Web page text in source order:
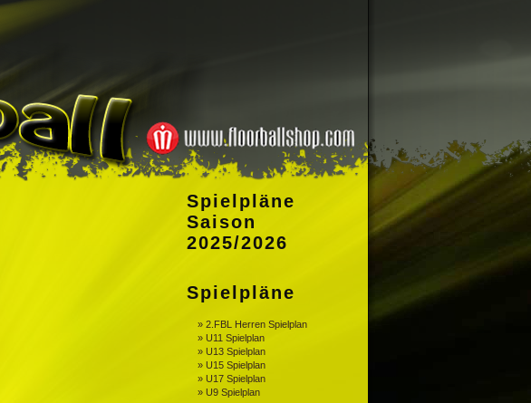
Spielpläne
Saison
2025/2026
Spielpläne
» 2.FBL Herren Spielplan
» U11 Spielplan
» U13 Spielplan
» U15 Spielplan
» U17 Spielplan
» U9 Spielplan